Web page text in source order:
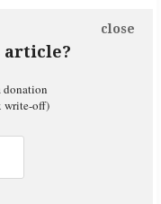
article?
close
donation
write-off)